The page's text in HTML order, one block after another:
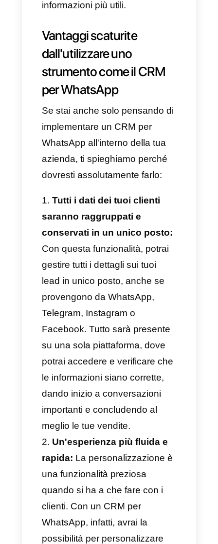
rapido, automatizzando le
interazioni ed eseguendo
anche azioni mirate, come
campagne broadcast e molto
altro ancora.
Inoltre, il CRM ti permette di
archiviare ogni dettaglio sui tuoi
potenziali clienti e lead,
organizzandoli in segmenti,
creando così delle liste di
contatti intelligenti a cui
promuovere e inviare
strategicamente tutte le
informazioni più utili.
Vantaggi scaturite
dall'utilizzare uno
strumento come il CRM
per WhatsApp
Se stai anche solo pensando di
implementare un CRM per
WhatsApp all'interno della tua
azienda, ti spieghiamo perché
dovresti assolutamente farlo:
Tutti i dati dei tuoi clienti
saranno raggruppati e